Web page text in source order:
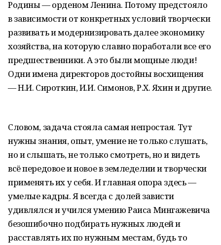
Родины — орденом Ленина. Потому предстояло
в зависимости от конкретных условий творчески
развивать и модернизировать далее экономику
хозяйства, на которую славно поработали все его
предшественники. А это были мощные люди!
Одни имена директоров достойны восхищения
— Н.И. Сироткин, И.И. Симонов, Р.Х. Яхин и другие.
Словом, задача стояла самая непростая. Тут
нужны знания, опыт, умение не только слушать,
но и слышать, не только смотреть, но и видеть
всё передовое и новое в земледелии и творчески
применять их у себя. И главная опора здесь —
умелые кадры. Я всегда с долей зависти
удивлялся и учился умению Раиса Мингажевича
безошибочно подбирать нужных людей и
расставлять их по нужным местам, будь то